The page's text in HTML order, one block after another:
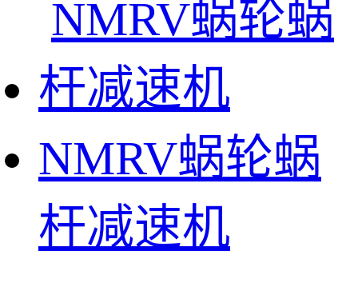
NMRV蜗轮蜗
杆减速机